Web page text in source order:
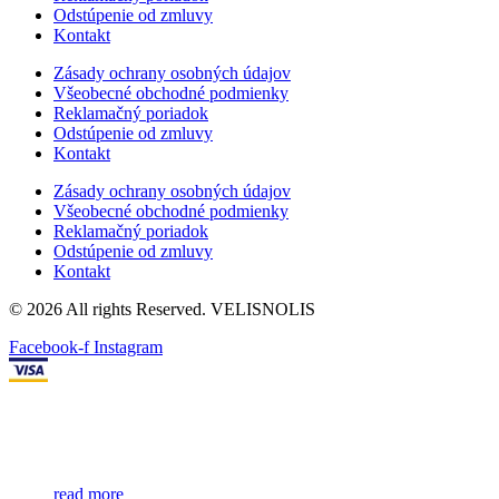
Odstúpenie od zmluvy
Kontakt
Zásady ochrany osobných údajov
Všeobecné obchodné podmienky
Reklamačný poriadok
Odstúpenie od zmluvy
Kontakt
Zásady ochrany osobných údajov
Všeobecné obchodné podmienky
Reklamačný poriadok
Odstúpenie od zmluvy
Kontakt
© 2026 All rights Reserved. VELISNOLIS
Facebook-f Instagram
read more